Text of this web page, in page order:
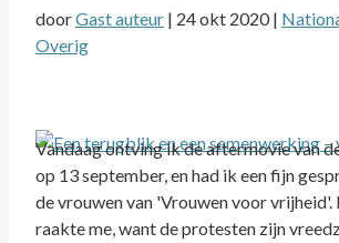
doorGast auteur | 24 okt 2020|
Overig
Vandaag ontving ik de aftermovie van
op 13 september, en had ik een fijn
de vrouwen van 'Vrouwen voor
raakte me, want de protesten zijn